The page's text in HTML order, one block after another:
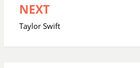
NEXT
Taylor Swift